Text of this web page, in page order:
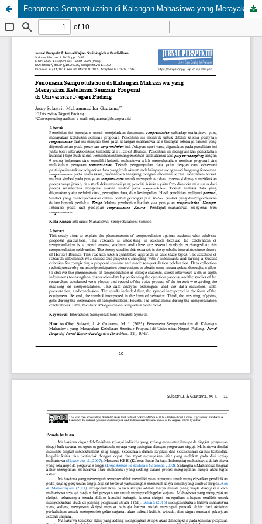
Fenomena Semprotulation di Kalangan Mahasiswa yang Merayakan Kelulusan Seminar Proposal di Universitas Negeri Padang